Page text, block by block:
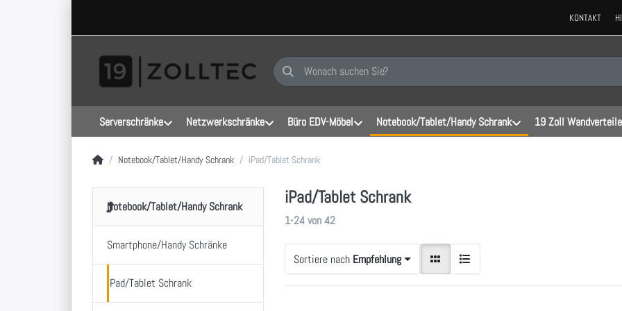
KONTAKT
Geben Sie einen Suchbegriff ein. Während Sie tippen, erscheinen automatisch
Serverschränke Netzwerkschränke Büro EDV-Möbel Notebook/Tablet/Handy Schrank 19 Zoll
Startseite
Notebook/Tablet/Handy Schrank iPad/Tablet Schrank
Notebook/Tablet/Handy Schrank
Smartphone/Handy Schränke
iPad/Tablet Schrank
iPad/Tablet Schrank
Suchergebnisse:
1-24von42
Sortiere nach Empfehlung